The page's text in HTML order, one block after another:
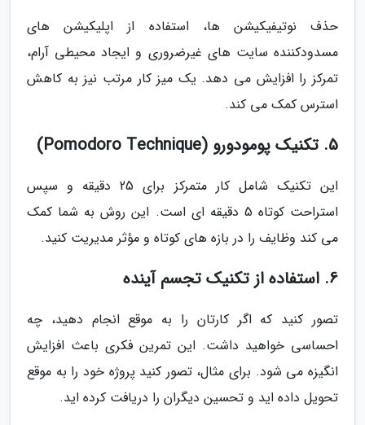
حذف نوتیفیکیشن ها، استفاده از اپلیکیشن های
مسدودکننده سایت های غیرضروری و ایجاد محیطی آرام،
تمرکز را افزایش می دهد. یک میز کار مرتب نیز به کاهش
استرس کمک می کند.
5. تکنیک پومودورو (Pomodoro Technique)
این تکنیک شامل کار متمرکز برای 25 دقیقه و سپس
استراحت کوتاه 5 دقیقه ای است. این روش به شما کمک
می کند وظایف را در بازه های کوتاه و مؤثر مدیریت کنید.
6. استفاده از تکنیک تجسم آینده
تصور کنید که اگر کارتان را به موقع انجام دهید، چه
احساسی خواهید داشت. این تمرین فکری باعث افزایش
انگیزه می شود. برای مثال، تصور کنید پروژه خود را به موقع
تحویل داده اید و تحسین دیگران را دریافت کرده اید.